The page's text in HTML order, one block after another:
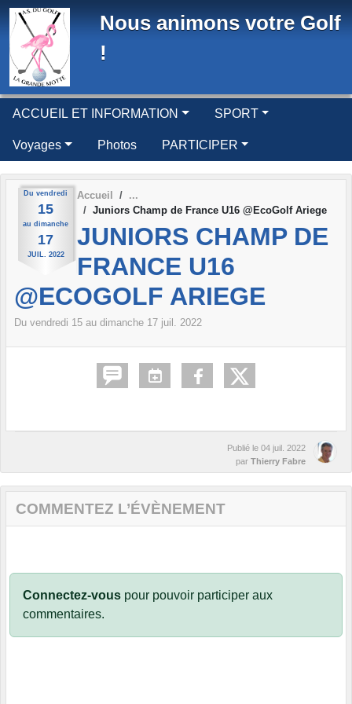
Nous animons votre Golf
!
ACCUEIL ET INFORMATION SPORT
Voyages Photos PARTICIPER
Du vendredi
15
au dimanche
17
JUIL. 2022
Accueil
Juniors Champ de France U16 @EcoGolf Ariege
JUNIORS CHAMP DE
FRANCE U16
@ECOGOLF ARIEGE
Du vendredi 15 au dimanche 17 juil. 2022
Publié le 04 juil. 2022
par Thierry Fabre
COMMENTEZ L’ÉVÈNEMENT
Connectez-vous pour pouvoir participer aux
commentaires.
Panneau de gestion des cookies